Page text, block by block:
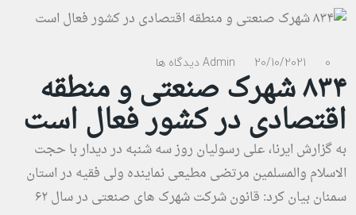
Admin 20/10/2021 0 دیدگاه ها
۸۳۴ شهرک صنعتی و منطقه
اقتصادی در کشور فعال است
به گزارش ایرنا، علی رسولیان روز سه شنبه در دیدار با حجت
الاسلام والمسلمین مرتضی مطیعی نماینده ولی فقیه در استان
سمنان بیان کرد: قانون شرکت شهرک های صنعتی در سال ۶۲